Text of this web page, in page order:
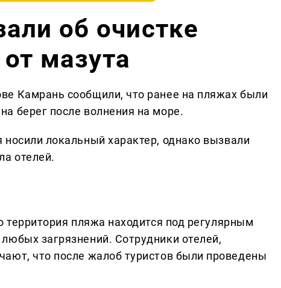
об очистке
мазута
Камрань сообщили, что ранее на пляжах были
берег после волнения на море.
носили локальный характер, однако вызвали
отелей.
территория пляжа находится под регулярным
загрязнений. Сотрудники отелей,
что после жалоб туристов были проведены